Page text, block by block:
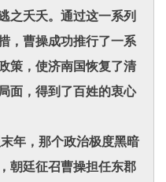
之夭夭。通过这一系列
，曹操成功推行了一系
策，使济南国恢复了清
面，得到了百姓的衷心
，那个政治极度黑暗
朝廷征召曹操担任东郡